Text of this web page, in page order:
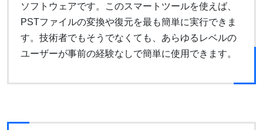
ソフトウェアです。このスマートツールを使えば、
PSTファイルの変換や復元を最も簡単に実行できま
す。技術者でもそうでなくても、あらゆるレベルの
ユーザーが事前の経験なしで簡単に使用できます。